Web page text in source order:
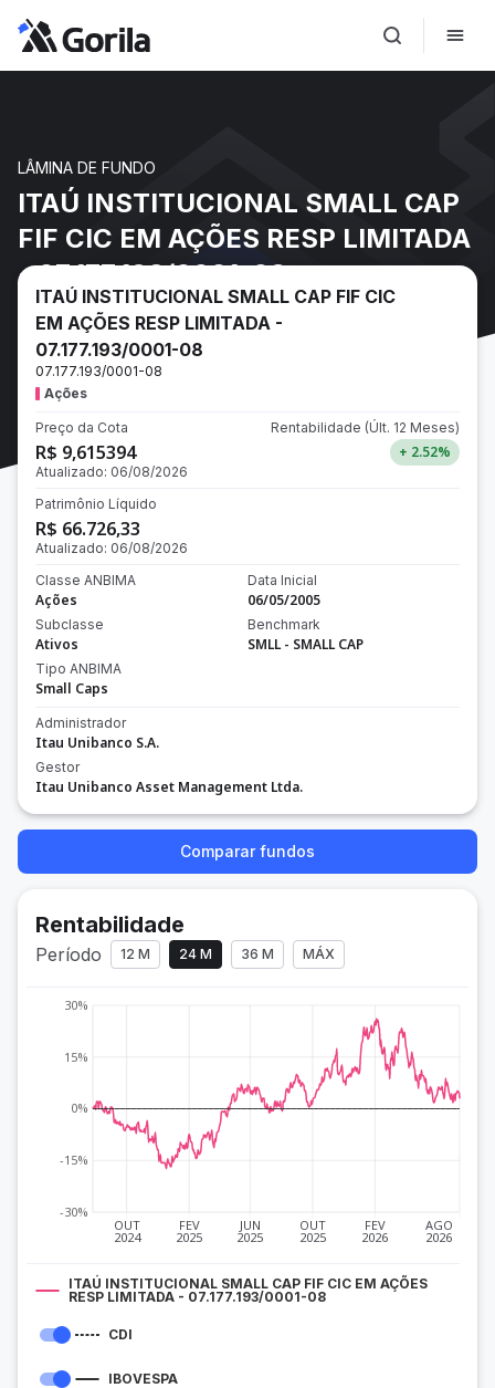
LÂMINA DE FUNDO
ITAÚ INSTITUCIONAL SMALL CAP
FIF CIC EM AÇÕES RESP LIMITADA
- 07.177.193/0001-08
ITAÚ INSTITUCIONAL SMALL CAP FIF CIC
EM AÇÕES RESP LIMITADA -
07.177.193/0001-08
07.177.193/0001-08
Ações
Preço da Cota
R$ 9,615394
Atualizado: 06/08/2026
Rentabilidade (Últ. 12 Meses)
+ 2.52%
Patrimônio Líquido
R$ 66.726,33
Atualizado: 06/08/2026
Classe ANBIMA
Ações
Subclasse
Ativos
Tipo ANBIMA
Small Caps
Data Inicial
06/05/2005
Benchmark
SMLL - SMALL CAP
Administrador
Itau Unibanco S.A.
Gestor
Itau Unibanco Asset Management Ltda.
Comparar fundos
Rentabilidade
Período 12 M 24 M 36 M MÁX
OUT
2024
FEV
2025
JUN
2025
OUT
2025
FEV
2026
AGO
2026
-30%
-15%
0%
15%
30%
ITAÚ INSTITUCIONAL SMALL CAP FIF CIC EM AÇÕES
RESP LIMITADA - 07.177.193/0001-08
CDI
IBOVESPA